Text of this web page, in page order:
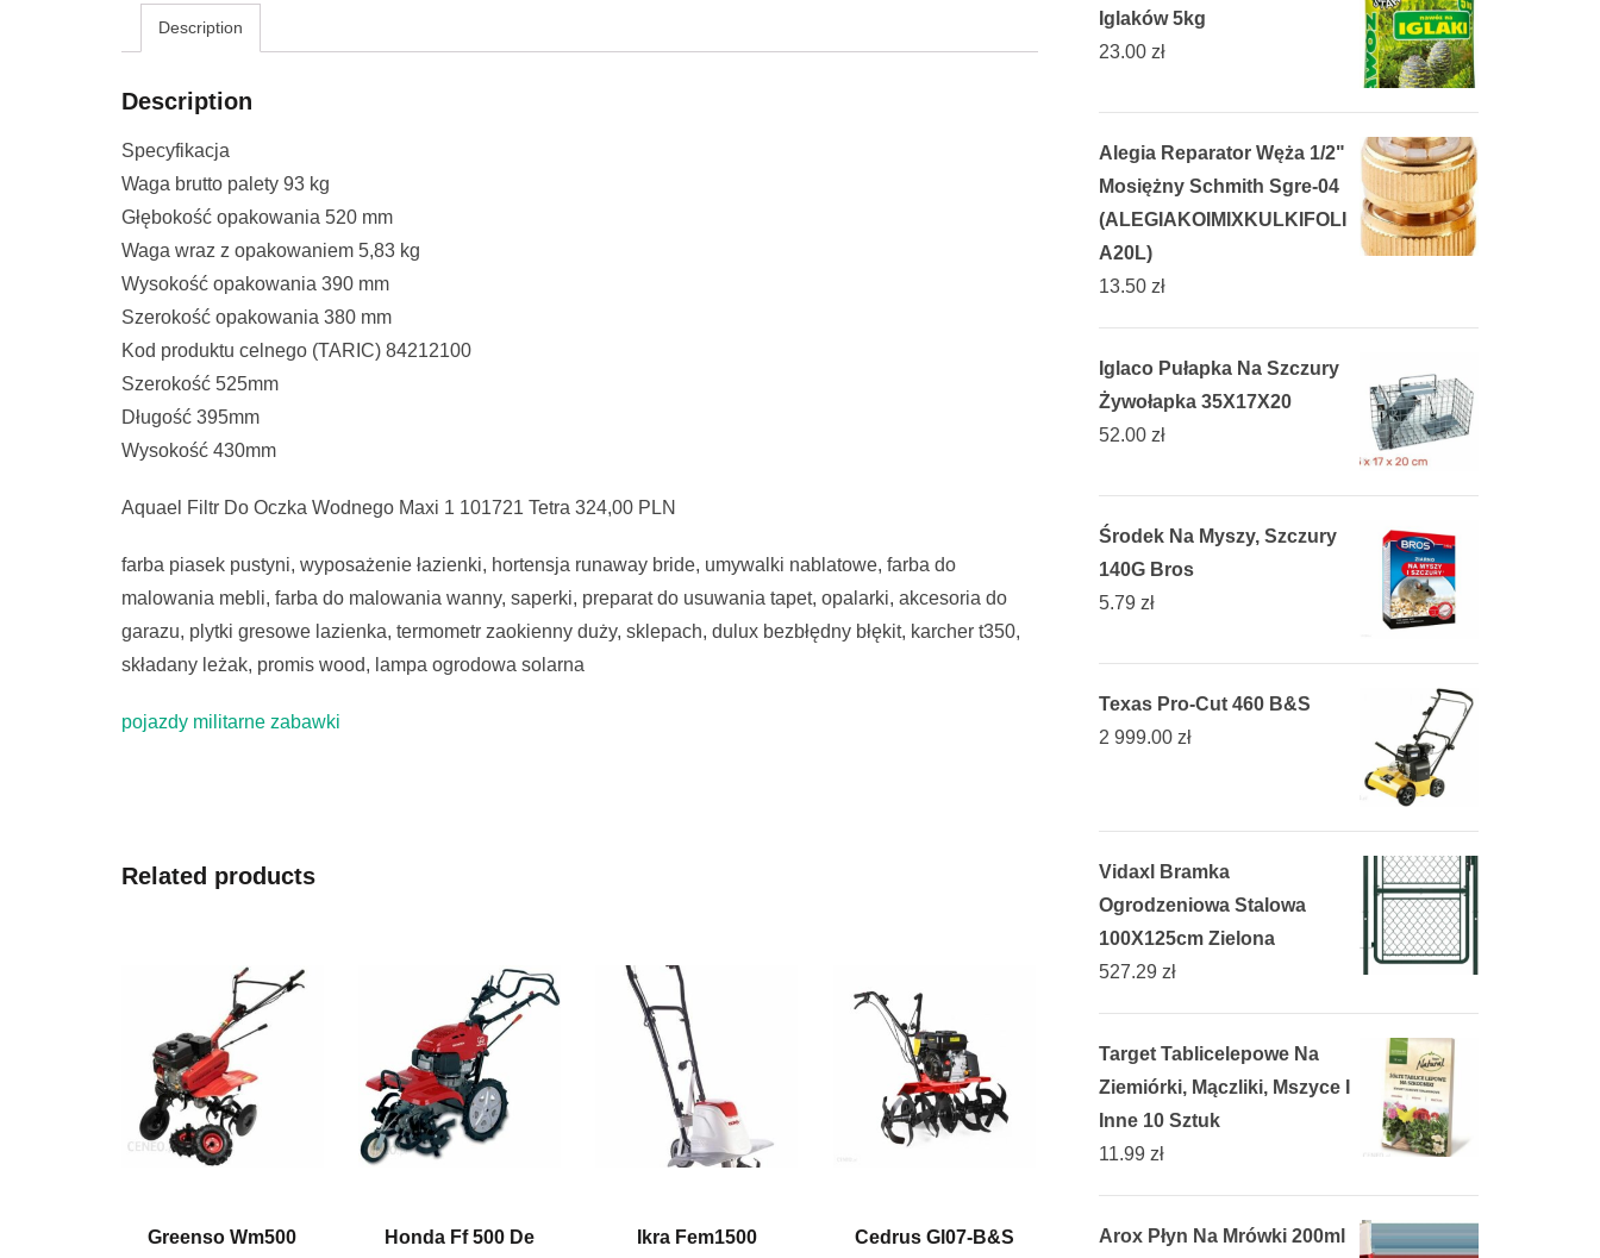
Description
Description
Specyfikacja
Waga brutto palety 93 kg
Głębokość opakowania 520 mm
Waga wraz z opakowaniem 5,83 kg
Wysokość opakowania 390 mm
Szerokość opakowania 380 mm
Kod produktu celnego (TARIC) 84212100
Szerokość 525mm
Długość 395mm
Wysokość 430mm
Aquael Filtr Do Oczka Wodnego Maxi 1 101721 Tetra 324,00 PLN
farba piasek pustyni, wyposażenie łazienki, hortensja runaway bride, umywalki nablatowe, farba do
malowania mebli, farba do malowania wanny, saperki, preparat do usuwania tapet, opalarki, akcesoria do
garazu, plytki gresowe lazienka, termometr zaokienny duży, sklepach, dulux bezbłędny błękit, karcher t350,
składany leżak, promis wood, lampa ogrodowa solarna
pojazdy militarne zabawki
Related products
Greenso Wm500 Honda Ff 500 De Ikra Fem1500 Cedrus Gl07-B&S
Iglaków 5kg
23.00 zł
Alegia Reparator Węża 1/2"
Mosiężny Schmith Sgre-04
(ALEGIAKOIMIXKULKIFOLI
A20L)
13.50 zł
Iglaco Pułapka Na Szczury
Żywołapka 35X17X20
52.00 zł
Środek Na Myszy, Szczury
140G Bros
5.79 zł
Texas Pro-Cut 460 B&S
2 999.00 zł
Vidaxl Bramka
Ogrodzeniowa Stalowa
100X125cm Zielona
527.29 zł
Target Tablicelepowe Na
Ziemiórki, Mączliki, Mszyce I
Inne 10 Sztuk
11.99 zł
Arox Płyn Na Mrówki 200ml